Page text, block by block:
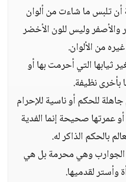
أن تلبس ما شاءت من ألوان
والأصفر وليس للون الأخضر
من الألوان.
ثيابها التي أحرمت بها أو
بأخرى نظيفة.
للحكم أو ناسية للإحرام
عمرتها صحيحة إنما الفدية
بالحكم الذاكر له.
الجوارب وهي محرمة بل هي
وأستر لقدميها.